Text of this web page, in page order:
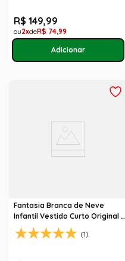
R$ 149,99
2 R$ 74,99
Fantasia Branca de Neve
Infantil Vestido Curto Original -
Disney Princesas
(1)